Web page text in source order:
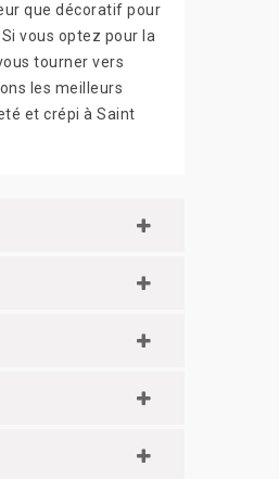
que décoratif pour
vous optez pour la
tourner vers
les meilleurs
et crépi à Saint